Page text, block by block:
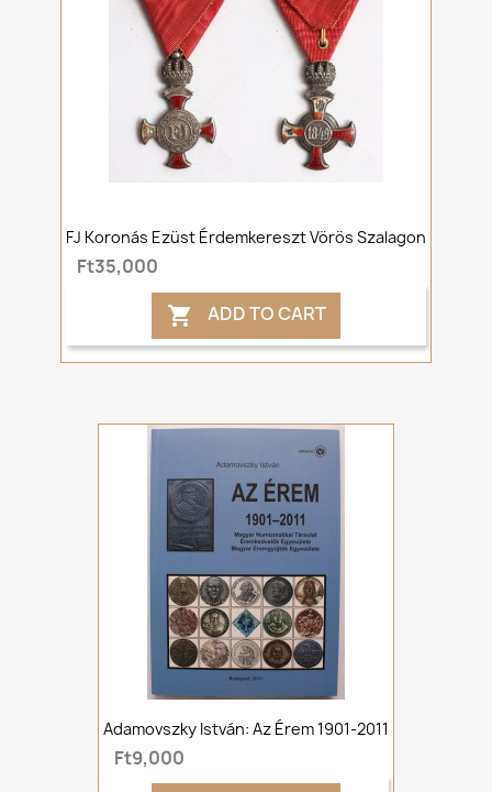
FJ Koronás Ezüst Érdemkereszt Vörös Szalagon
Ft35,000
 ADD TO CART
Adamovszky István: Az Érem 1901-2011
Ft9,000